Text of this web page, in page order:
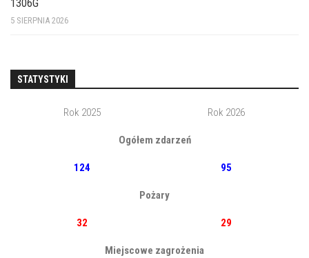
1306G
5 SIERPNIA 2026
STATYSTYKI
Rok 2025 Rok 2026
Ogółem zdarzeń
124 95
Pożary
32 29
Miejscowe zagrożenia